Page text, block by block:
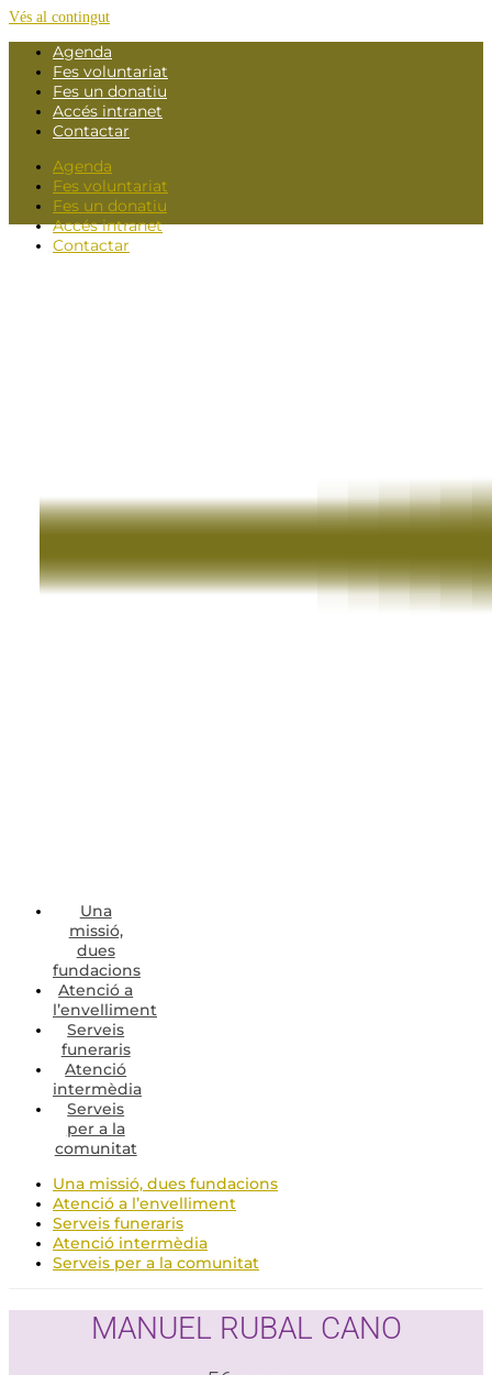
Vés al contingut
Agenda
Fes voluntariat
Fes un donatiu
Accés intranet
Contactar
Agenda
Fes voluntariat
Fes un donatiu
Accés intranet
Contactar
Una
missió,
dues
fundacions
Atenció a
l’envelliment
Serveis
funeraris
Atenció
intermèdia
Serveis
per a la
comunitat
Una missió, dues fundacions
Atenció a l’envelliment
Serveis funeraris
Atenció intermèdia
Serveis per a la comunitat
MANUEL RUBAL CANO